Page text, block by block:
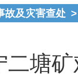
故及灾害查处 >
二塘